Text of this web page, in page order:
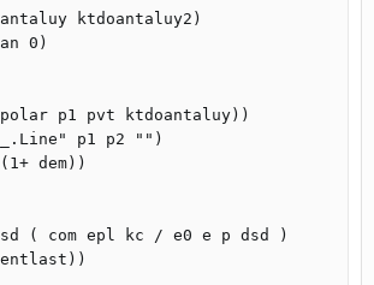
ktdoantaluy2)
0)
p1 pvt ktdoantaluy))
"_.Line" p1 p2 "")
dem))
( com epl kc / e0 e p dsd )